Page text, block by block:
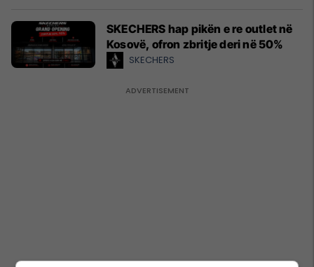
SKECHERS hap pikën e re outlet në
Kosovë, ofron zbritje deri në 50%
SKECHERS